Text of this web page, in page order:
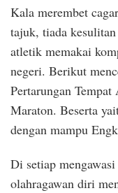
Kala merembet
tajuk, tiada
atletik memakai
negeri. Berikut
Pertarungan
Maraton. Beserta
dengan mampu
Di setiap
olahragawan diri